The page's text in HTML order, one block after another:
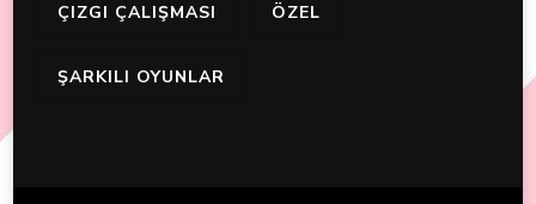
ÇIZGI ÇALIŞMASI ÖZEL
ŞARKILI OYUNLAR